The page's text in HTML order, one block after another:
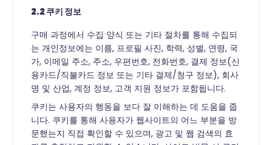
2.2 쿠키 정보
구매 과정에서 수집 양식 또는 기타 절차를 통해 수집되
는 개인정보에는 이름, 프로필 사진, 학력, 성별, 연령, 국
가, 이메일 주소, 주소, 우편번호, 전화번호, 결제 정보(신
용카드/직불카드 정보 또는 기타 결제/청구 정보), 회사
명 및 산업, 계정 정보, 고객 지원 정보가 포함됩니다.
쿠키는 사용자의 행동을 보다 잘 이해하는 데 도움을 줍
니다. 쿠키를 통해 사용자가 웹사이트의 어느 부분을 방
문했는지 직접 확인할 수 있으며, 광고 및 웹 검색의 효